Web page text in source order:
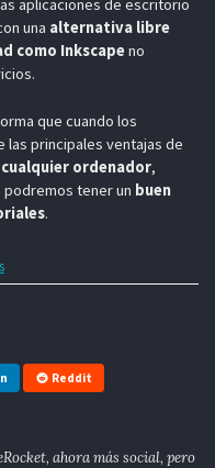
aplicaciones de escritorio
una alternativa libre
como Inkscapeno
que cuando los
las principales ventajas de
ordenador,
podremos tener un buen
.
Reddit
ahora más social, pero